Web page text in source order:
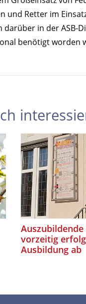
und Retter im
darüber in der
benötigt worden
vorzeitig
Ausbildung ab